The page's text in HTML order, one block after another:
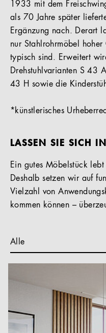
1933 mit dem
als 70 Jahre später
Ergänzung nach. Derart
nur Stahlrohrmöbel
typisch sind. Erweitert
Drehstuhlvarianten S 43
43 H sowie die
*künstlerisches
LASSEN SIE SICH
Ein gutes Möbelstück
Deshalb setzen wir auf
Vielzahl von
kommen können –
Alle